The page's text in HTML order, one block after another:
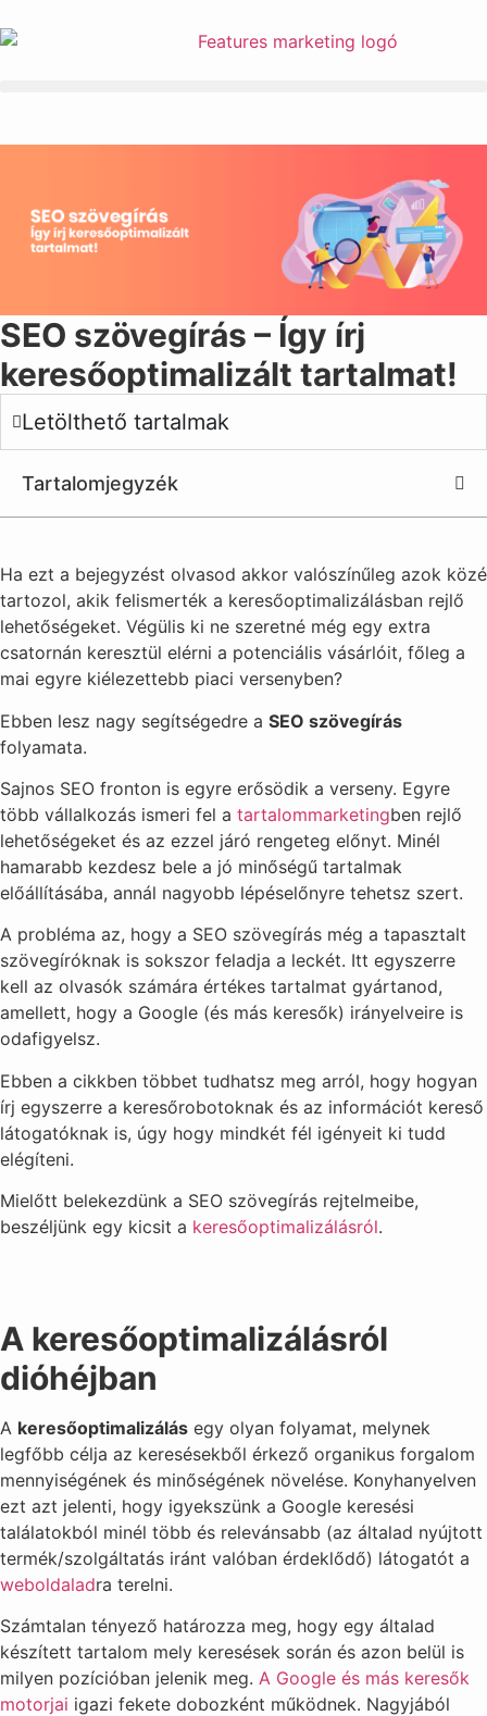
SEO szövegírás – Így írj
keresőoptimalizált tartalmat!
Letölthető tartalmak
Tartalomjegyzék
Ha ezt a bejegyzést olvasod akkor valószínűleg azok közé
tartozol, akik felismerték a keresőoptimalizálásban rejlő
lehetőségeket. Végülis ki ne szeretné még egy extra
csatornán keresztül elérni a potenciális vásárlóit, főleg a
mai egyre kiélezettebb piaci versenyben?
Ebben lesz nagy segítségedre a SEO szövegírás
folyamata.
Sajnos SEO fronton is egyre erősödik a verseny. Egyre
több vállalkozás ismeri fel a tartalommarketingben rejlő
lehetőségeket és az ezzel járó rengeteg előnyt. Minél
hamarabb kezdesz bele a jó minőségű tartalmak
előállításába, annál nagyobb lépéselőnyre tehetsz szert.
A probléma az, hogy a SEO szövegírás még a tapasztalt
szövegíróknak is sokszor feladja a leckét. Itt egyszerre
kell az olvasók számára értékes tartalmat gyártanod,
amellett, hogy a Google (és más keresők) irányelveire is
odafigyelsz.
Ebben a cikkben többet tudhatsz meg arról, hogy hogyan
írj egyszerre a keresőrobotoknak és az információt kereső
látogatóknak is, úgy hogy mindkét fél igényeit ki tudd
elégíteni.
Mielőtt belekezdünk a SEO szövegírás rejtelmeibe,
beszéljünk egy kicsit a keresőoptimalizálásról.
A keresőoptimalizálásról
dióhéjban
A keresőoptimalizálás egy olyan folyamat, melynek
legfőbb célja az keresésekből érkező organikus forgalom
mennyiségének és minőségének növelése. Konyhanyelven
ezt azt jelenti, hogy igyekszünk a Google keresési
találatokból minél több és relevánsabb (az általad nyújtott
termék/szolgáltatás iránt valóban érdeklődő) látogatót a
weboldaladra terelni.
Számtalan tényező határozza meg, hogy egy általad
készített tartalom mely keresések során és azon belül is
milyen pozícióban jelenik meg. A Google és más keresők
motorjai igazi fekete dobozként működnek. Nagyjából